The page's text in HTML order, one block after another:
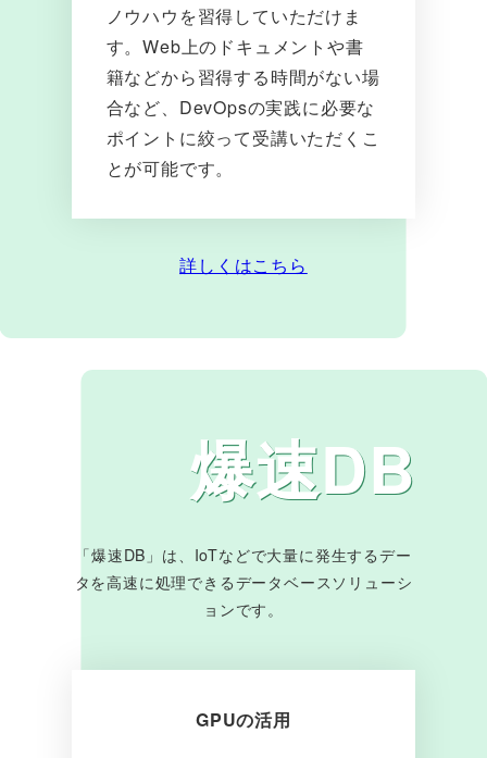
ノウハウを習得していただけま
す。Web上のドキュメントや書
籍などから習得する時間がない場
合など、DevOpsの実践に必要な
ポイントに絞って受講いただくこ
とが可能です。
詳しくはこちら
爆速DB
「爆速DB」は、IoTなどで大量に発生するデー
タを高速に処理できるデータベースソリューシ
ョンです。
GPUの活用